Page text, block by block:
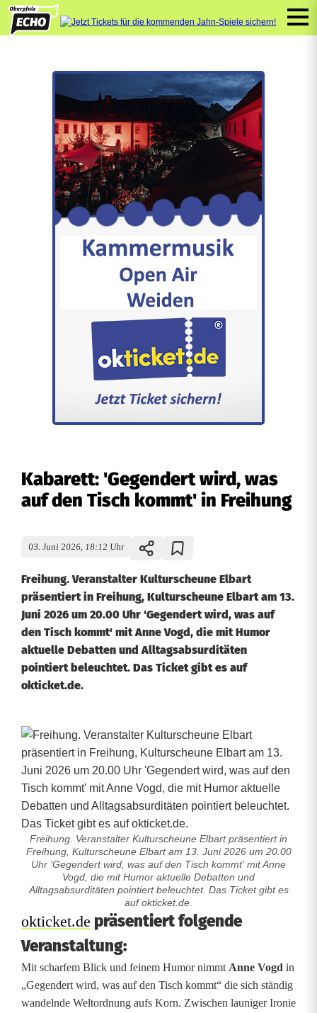
Kabarett: 'Gegendert wird, was
auf den Tisch kommt' in Freihung
03. Juni 2026, 18:12 Uhr
Freihung. Veranstalter Kulturscheune Elbart
präsentiert in Freihung, Kulturscheune Elbart am 13.
Juni 2026 um 20.00 Uhr 'Gegendert wird, was auf
den Tisch kommt' mit Anne Vogd, die mit Humor
aktuelle Debatten und Alltagsabsurditäten
pointiert beleuchtet. Das Ticket gibt es auf
okticket.de.
Freihung. Veranstalter Kulturscheune Elbart präsentiert in
Freihung, Kulturscheune Elbart am 13. Juni 2026 um 20.00
Uhr 'Gegendert wird, was auf den Tisch kommt' mit Anne
Vogd, die mit Humor aktuelle Debatten und
Alltagsabsurditäten pointiert beleuchtet. Das Ticket gibt es
auf okticket.de.
K
a
b
a
okticket.de präsentiert folgende
Veranstaltung:
Mit scharfem Blick und feinem Humor nimmt Anne Vogd in
„Gegendert wird, was auf den Tisch kommt“ die sich ständig
wandelnde Weltordnung aufs Korn. Zwischen launiger Ironie